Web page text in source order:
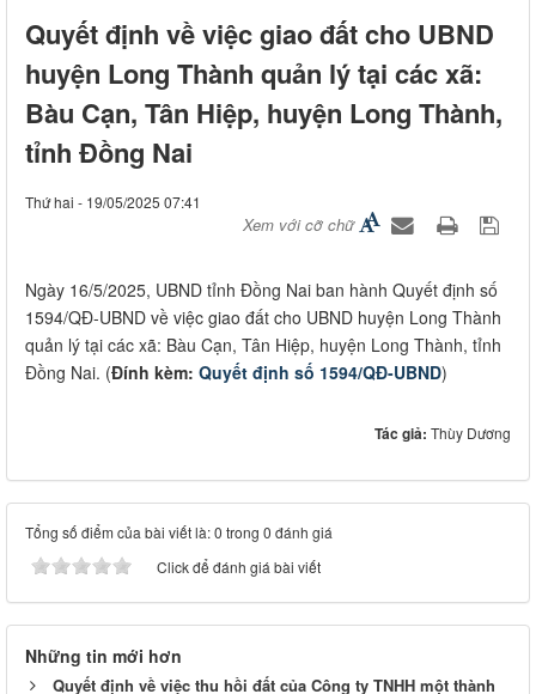
Quyết định về việc giao đất cho UBND
huyện Long Thành quản lý tại các xã:
Bàu Cạn, Tân Hiệp, huyện Long Thành,
tỉnh Đồng Nai
Thứ hai - 19/05/2025 07:41
Xem với cỡ chữ
​Ngày 16/5/2025, UBND tỉnh Đồng Nai ban hành Quyết định số
1594/QĐ-UBND về việc giao đất cho UBND huyện Long Thành
quản lý tại các xã: Bàu Cạn, Tân Hiệp, huyện Long Thành, tỉnh
Đồng Nai. (Đính kèm: Quyết định số 1594/QĐ-UBND)
Tác giả: Thùy Dương
Tổng số điểm của bài viết là: 0 trong 0 đánh giá
Click để đánh giá bài viết
Những tin mới hơn
Quyết định về việc thu hồi đất của Công ty TNHH một thành